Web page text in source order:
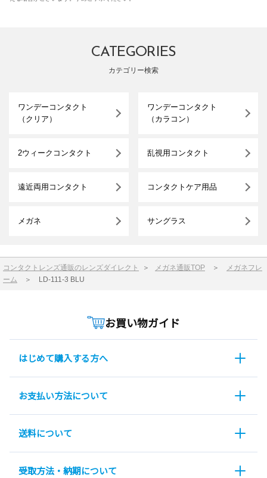
CATEGORIES
カテゴリー検索
ワンデーコンタクト
（クリア）
ワンデーコンタクト
（カラコン）
2ウィークコンタクト 乱視用コンタクト
遠近両用コンタクト コンタクトケア用品
メガネ サングラス
コンタクトレンズ通販のレンズダイレクト ＞ メガネ通販TOP ＞
メガネフレ
ーム ＞ LD-111-3 BLU
お買い物ガイド
はじめて購入する方へ
お支払い方法について
送料について
受取方法・納期について